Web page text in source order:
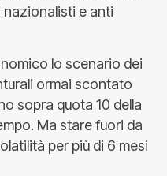
nazionalisti e anti
lo scenario dei
ormai scontato
sopra quota 10 della
Ma stare fuori da
per più di 6 mesi